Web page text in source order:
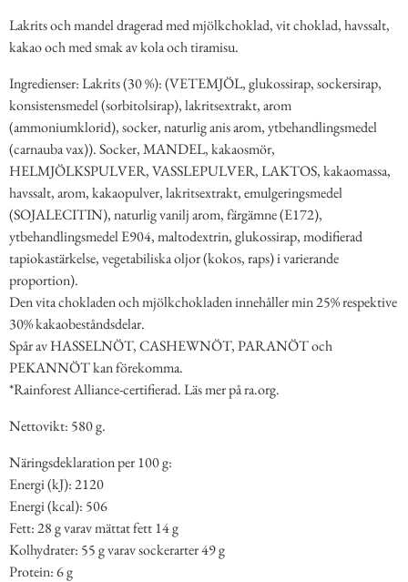
Lakrits och mandel dragerad med mjölkchoklad, vit choklad, havssalt,
kakao och med smak av kola och tiramisu.
Ingredienser: Lakrits (30 %): (VETEMJÖL, glukossirap, sockersirap,
konsistensmedel (sorbitolsirap), lakritsextrakt, arom
(ammoniumklorid), socker, naturlig anis arom, ytbehandlingsmedel
(carnauba vax)). Socker, MANDEL, kakaosmör,
HELMJÖLKSPULVER, VASSLEPULVER, LAKTOS, kakaomassa,
havssalt, arom, kakaopulver, lakritsextrakt, emulgeringsmedel
(SOJALECITIN), naturlig vanilj arom, färgämne (E172),
ytbehandlingsmedel E904, maltodextrin, glukossirap, modifierad
tapiokastärkelse, vegetabiliska oljor (kokos, raps) i varierande
proportion).
Den vita chokladen och mjölkchokladen innehåller min 25% respektive
30% kakaobeståndsdelar.
Spår av HASSELNÖT, CASHEWNÖT, PARANÖT och
PEKANNÖT kan förekomma.
*Rainforest Alliance-certifierad. Läs mer på ra.org.
Nettovikt: 580 g.
Näringsdeklaration per 100 g:
Energi (kJ): 2120
Energi (kcal): 506
Fett: 28 g varav mättat fett 14 g
Kolhydrater: 55 g varav sockerarter 49 g
Protein: 6 g